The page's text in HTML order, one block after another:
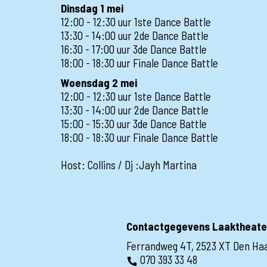
Dinsdag 1 mei
12:00 - 12:30 uur 1ste Dance Battle
13:30 - 14:00 uur 2de Dance Battle
16:30 - 17:00 uur 3de Dance Battle
18:00 - 18:30 uur Finale Dance Battle
Woensdag 2 mei
12:00 - 12:30 uur 1ste Dance Battle
13:30 - 14:00 uur 2de Dance Battle
15:00 - 15:30 uur 3de Dance Battle
18:00 - 18:30 uur Finale Dance Battle
Host: Collins / Dj :Jayh Martina
Contactgegevens
Ferrandweg 4T, 2523 XT Den
070 393 33 48